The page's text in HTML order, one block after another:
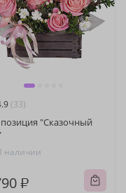
(33)
"Сказочный
наличии
₽